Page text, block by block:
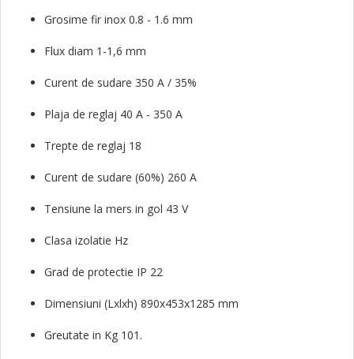
Grosime fir inox 0.8 - 1.6 mm
Flux diam 1-1,6 mm
Curent de sudare 350 A / 35%
Plaja de reglaj 40 A - 350 A
Trepte de reglaj 18
Curent de sudare (60%) 260 A
Tensiune la mers in gol 43 V
Clasa izolatie Hz
Grad de protectie IP 22
Dimensiuni (Lxlxh) 890x453x1285 mm
Greutate in Kg 101.